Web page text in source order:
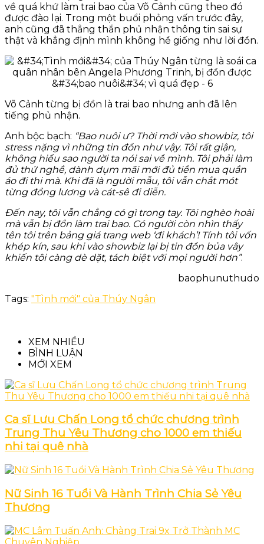
về quá khứ làm trai bao của Võ Cảnh cũng theo đó
được đào lại. Trong một buổi phỏng vấn trước đây,
anh cũng đã thẳng thắn phủ nhận thông tin sai sự
thật và khẳng định mình không hề giống như lời đồn.
Võ Cảnh từng bị đồn là trai bao nhưng anh đã lên
tiếng phủ nhận.
Anh bộc bạch: “Bao nuôi ư? Thời mới vào showbiz, tôi
stress nặng vì những tin đồn như vậy. Tôi rất giận,
không hiểu sao người ta nói sai về mình. Tôi phải làm
đủ thứ nghề, dành dụm mãi mới đủ tiền mua quần
áo đi thi mà. Khi đã là người mẫu, tôi vẫn chắt mót
từng đồng lương và cát-sê đi diễn.
Đến nay, tôi vẫn chẳng có gì trong tay. Tôi nghèo hoài
mà vẫn bị đồn làm trai bao. Có người còn nhìn thấy
tên tôi trên bảng giá trang web ‘đi khách’! Tính tôi vốn
khép kín, sau khi vào showbiz lại bị tin đồn bủa vây
khiến tôi càng dè dặt, tách biệt với mọi người hơn”.
baophunuthudo
Tags: "Tình mới" của Thúy Ngân
XEM NHIỀU
BÌNH LUẬN
MỚI XEM
Ca sĩ Lưu Chấn Long tổ chức chương trình
Trung Thu Yêu Thương cho 1000 em thiếu
nhi tại quê nhà
Nữ Sinh 16 Tuổi Và Hành Trình Chia Sẻ Yêu
Thương